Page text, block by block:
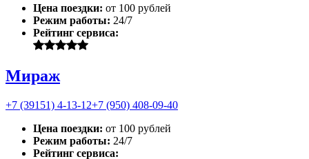
Цена поездки: от 100 рублей
Режим работы: 24/7
Рейтинг сервиса:
Мираж
+7 (39151) 4-13-12+7 (950) 408-09-40
Цена поездки: от 100 рублей
Режим работы: 24/7
Рейтинг сервиса: